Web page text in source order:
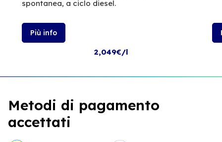
spontanea, a ciclo diesel.
Più info
2,049€/l
Metodi di pagamento
accettati